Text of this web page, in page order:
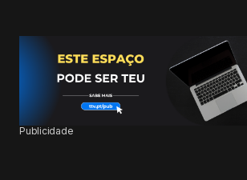
Publicidade